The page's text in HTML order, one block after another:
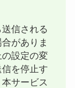
信される
がありま
設定の変
を停止す
サービス